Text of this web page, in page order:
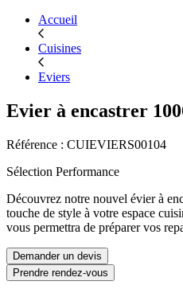
Accueil
Cuisines
Eviers
Evier à encastrer
Référence : CUIEVIERS00104
Sélection Performance
Découvrez notre nouvel évier à
touche de style à votre espace
vous permettra de préparer vos
Demander un devis
Prendre rendez-vous